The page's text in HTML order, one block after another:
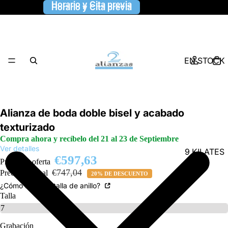
Horario y Cita previa
Horario y Cita previa
EN STOCK
9 KILATES
Alianza de boda doble bisel y acabado
texturizado
Compra ahora y recíbelo del 21 al 23 de Septiembre
Ver detalles
Precio de oferta €597,63
Precio habitual €747,04 20% DE DESCUENTO
¿Cómo saber la talla de anillo?
Talla
Grabación